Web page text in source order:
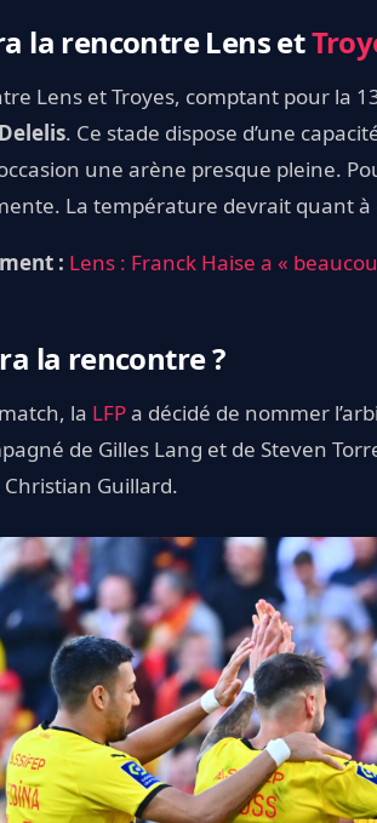
la rencontre Lens et
Lens et Troyes, comptant pour la
. Ce stade dispose d’une
une arène presque pleine.
La température devrait quant à
: Lens : Franck Haise a «
la rencontre ?
la LFPa décidé de nommer
de Gilles Lang et de Steven
Guillard.